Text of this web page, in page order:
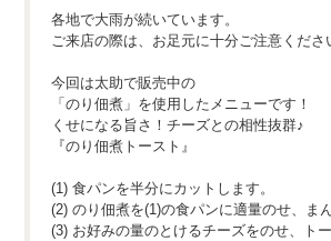
各地で大雨が続いています。
ご来店の際は、お足元に十分ご注意くださ
今回は太助で販売中の
「のり佃煮」を使用したメニューです！
くせになる旨さ！チーズとの相性抜群♪
『のり佃煮トースト』
(1) 食パンを半分にカットします。
(2) のり佃煮を(1)の食パンに適量のせ、ま
(3) お好みの量のとけるチーズをのせ、ト